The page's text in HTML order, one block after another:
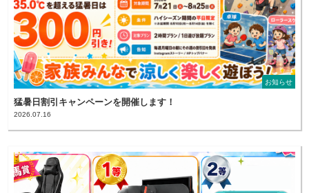
お知らせ
猛暑日割引キャンペーンを開催します！
2026.07.16